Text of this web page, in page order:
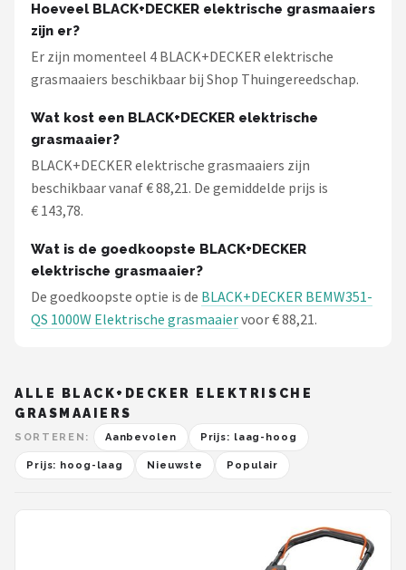
Hoeveel BLACK+DECKER elektrische grasmaaiers
zijn er?
Er zijn momenteel 4 BLACK+DECKER elektrische
grasmaaiers beschikbaar bij Shop Thuingereedschap.
Wat kost een BLACK+DECKER elektrische
grasmaaier?
BLACK+DECKER elektrische grasmaaiers zijn
beschikbaar vanaf € 88,21. De gemiddelde prijs is
€ 143,78.
Wat is de goedkoopste BLACK+DECKER
elektrische grasmaaier?
De goedkoopste optie is de BLACK+DECKER BEMW351-
QS 1000W Elektrische grasmaaiervoor € 88,21.
ALLE BLACK+DECKER ELEKTRISCHE
GRASMAAIERS
SORTEREN: Aanbevolen Prijs: laag-hoog
Prijs: hoog-laag Nieuwste Populair